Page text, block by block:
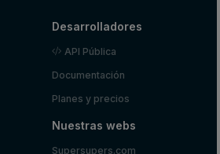
Desarrolladores
API Pública
Documentación
Planes y precios
Nuestras webs
Supersupers.com